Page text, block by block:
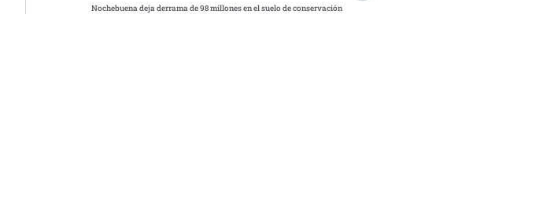
Nochebuena deja derrama de 98 millones en el suelo de conservación